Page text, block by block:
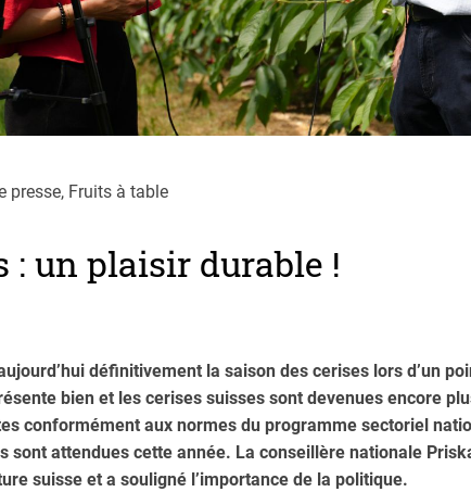
presse, Fruits à table
: un plaisir durable !
définitivement la saison des cerises lors d’un
bien et les cerises suisses sont devenues encore
conformément aux normes du programme sectoriel
sont attendues cette année. La conseillère nationale
suisse et a souligné l’importance de la politique.